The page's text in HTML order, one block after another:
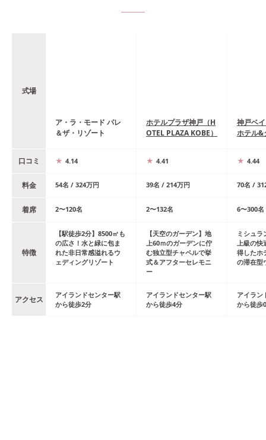
式場
ア・ラ・モード パレ
＆ザ・リゾート
ホテルプラザ神戸（H
OTEL PLAZA KOBE）
神戸ベ
ホテル&
口コミ 4.14 4.41 4.44
料金 54名 / 324万円 39名 / 214万円 70名 /
着席 2〜120名 2〜132名 6〜300名
特徴
【駅徒歩2分】8500㎡も
の広さ！水と緑に包ま
れた非日常感溢れるウ
ェディングリゾート
【天空のガーデン】地
上60ｍのガーデンに佇
む独立型チャペルで挙
式＆アフターセレモニ
ー
ミシュラ
上級の快
得したホ
の滞在型
アクセス アイランドセンター駅
から徒歩2分
アイランドセンター駅
から徒歩4分
アイラン
から徒歩0